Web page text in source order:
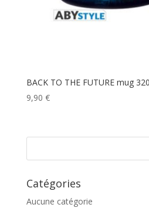
BACK TO THE FUTURE mug
9,90 €
Catégories
Aucune catégorie